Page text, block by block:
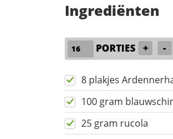
Ingrediënten
PORTIES + -
8 plakjes
100 gram
25 gram rucola